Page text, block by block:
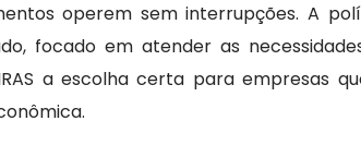
operem sem interrupções. A
focado em atender as
a escolha certa para empresas